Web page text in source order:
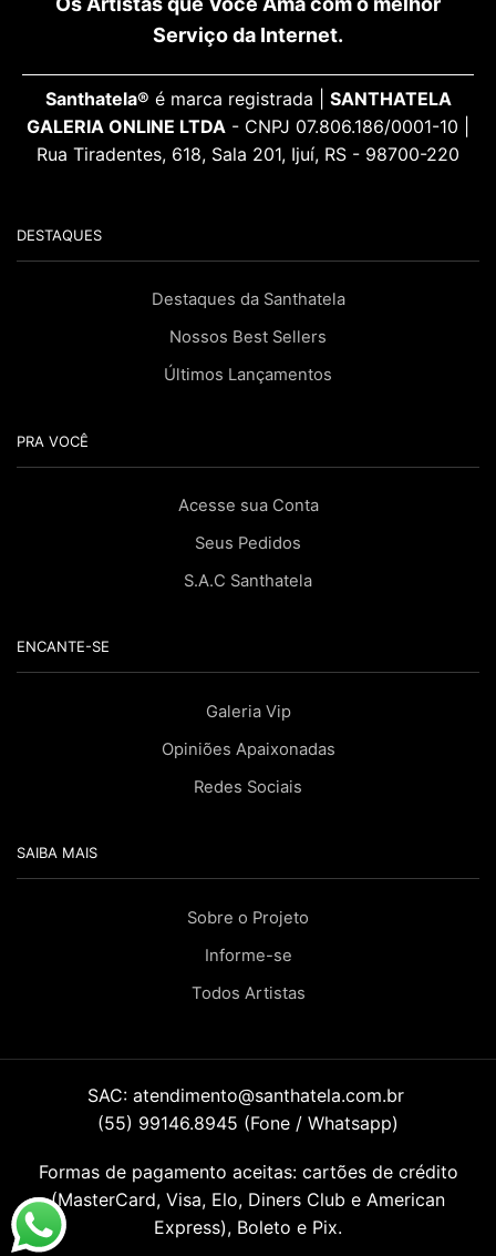
Serviço da Internet.
Santhatela® é marca registrada | SANTHATELA
GALERIA ONLINE LTDA - CNPJ 07.806.186/0001-10 |
Rua Tiradentes, 618, Sala 201, Ijuí, RS - 98700-220
DESTAQUES
Destaques da Santhatela
Nossos Best Sellers
Últimos Lançamentos
PRA VOCÊ
Acesse sua Conta
Seus Pedidos
S.A.C Santhatela
ENCANTE-SE
Galeria Vip
Opiniões Apaixonadas
Redes Sociais
SAIBA MAIS
Sobre o Projeto
Informe-se
Todos Artistas
SAC: atendimento@santhatela.com.br
(55) 99146.8945 (Fone / Whatsapp)
Formas de pagamento aceitas: cartões de crédito
(MasterCard, Visa, Elo, Diners Club e American
Express), Boleto e Pix.